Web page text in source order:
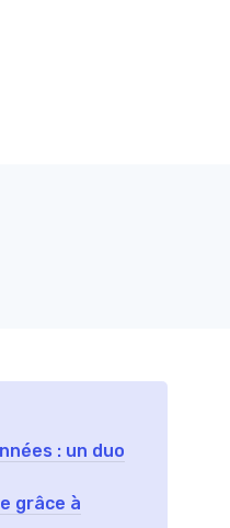
: un duo
grâce à